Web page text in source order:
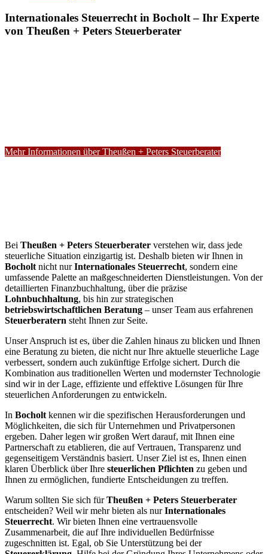
Internationales Steuerrecht in Bocholt – Ihr Experte
von Theußen + Peters Steuerberater
Mehr Informationen über Theußen + Peters Steuerberater
Bei Theußen + Peters Steuerberater verstehen wir, dass jede
steuerliche Situation einzigartig ist. Deshalb bieten wir Ihnen in
Bocholtnicht nurInternationales Steuerrecht, sondern eine
umfassende Palette an maßgeschneiderten Dienstleistungen. Von der
detaillierten Finanzbuchhaltung, über die präzise
Lohnbuchhaltung, bis hin zur strategischen
betriebswirtschaftlichen Beratung – unser Team aus erfahrenen
Steuerberatern steht Ihnen zur Seite.
Unser Anspruch ist es, über die Zahlen hinaus zu blicken und Ihnen
eine Beratung zu bieten, die nicht nur Ihre aktuelle steuerliche Lage
verbessert, sondern auch zukünftige Erfolge sichert. Durch die
Kombination aus traditionellen Werten und modernster Technologie
sind wir in der Lage, effiziente und effektive Lösungen für Ihre
steuerlichen Anforderungen zu entwickeln.
In Bocholtkennen wir die spezifischen Herausforderungen und
Möglichkeiten, die sich für Unternehmen und Privatpersonen
ergeben. Daher legen wir großen Wert darauf, mit Ihnen eine
Partnerschaft zu etablieren, die auf Vertrauen, Transparenz und
gegenseitigem Verständnis basiert. Unser Ziel ist es, Ihnen einen
klaren Überblick über Ihre steuerlichen Pflichten zu geben und
Ihnen zu ermöglichen, fundierte Entscheidungen zu treffen.
Warum sollten Sie sich fürTheußen + Peters Steuerberater
entscheiden? Weil wir mehr bieten als nurInternationales
Steuerrecht. Wir bieten Ihnen eine vertrauensvolle
Zusammenarbeit, die auf Ihre individuellen Bedürfnisse
zugeschnitten ist. Egal, ob Sie Unterstützung bei der